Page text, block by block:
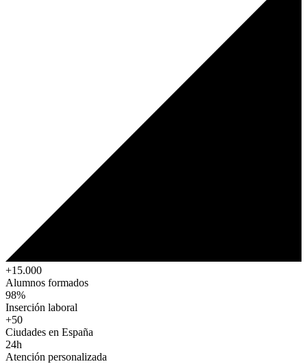
+15.000
Alumnos formados
98%
Inserción laboral
+50
Ciudades en España
24h
Atención personalizada